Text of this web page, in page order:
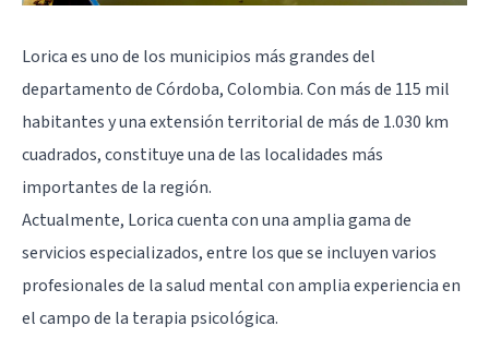
Lorica es uno de los municipios más grandes del
departamento de Córdoba, Colombia. Con más de 115 mil
habitantes y una extensión territorial de más de 1.030 km
cuadrados, constituye una de las localidades más
importantes de la región.
Actualmente, Lorica cuenta con una amplia gama de
servicios especializados, entre los que se incluyen varios
profesionales de la salud mental con amplia experiencia en
el campo de la terapia psicológica.